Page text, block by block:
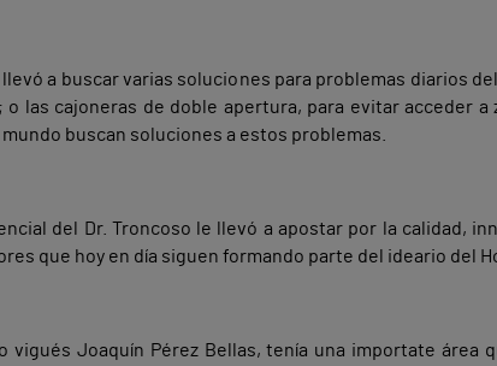
a buscar varias soluciones para problemas diarios
las cajoneras de doble apertura, para evitar acceder a
buscan soluciones a estos problemas.
del Dr. Troncoso le llevó a apostar por la calidad,
que hoy en día siguen formando parte del ideario del
vigués Joaquín Pérez Bellas, tenía una importate área